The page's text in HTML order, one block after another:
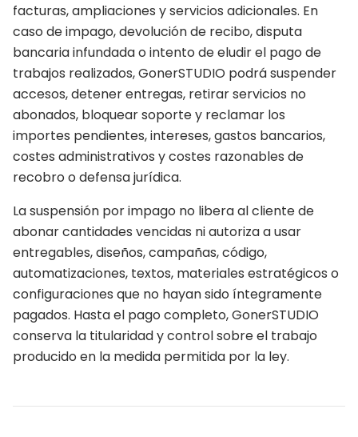
facturas, ampliaciones y servicios adicionales. En
caso de impago, devolución de recibo, disputa
bancaria infundada o intento de eludir el pago de
trabajos realizados, GonerSTUDIO podrá suspender
accesos, detener entregas, retirar servicios no
abonados, bloquear soporte y reclamar los
importes pendientes, intereses, gastos bancarios,
costes administrativos y costes razonables de
recobro o defensa jurídica.
La suspensión por impago no libera al cliente de
abonar cantidades vencidas ni autoriza a usar
entregables, diseños, campañas, código,
automatizaciones, textos, materiales estratégicos o
configuraciones que no hayan sido íntegramente
pagados. Hasta el pago completo, GonerSTUDIO
conserva la titularidad y control sobre el trabajo
producido en la medida permitida por la ley.